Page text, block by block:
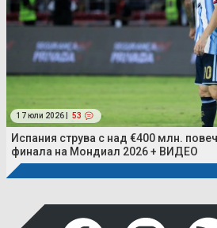
17 юли 2026 | 53
Испания струва с над €400 млн.
финала на Мондиал 2026 + ВИДЕО